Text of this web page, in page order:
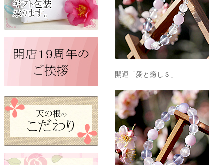
開運「愛と癒しＳ」